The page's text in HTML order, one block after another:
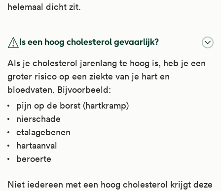
helemaal dicht zit.
Is een hoog cholesterol gevaarlijk?
Als je cholesterol jarenlang te hoog is, heb je een
groter risico op een ziekte van je hart en
bloedvaten. Bijvoorbeeld:
pijn op de borst (hartkramp)
nierschade
etalagebenen
hartaanval
beroerte
Niet iedereen met een hoog cholesterol krijgt deze